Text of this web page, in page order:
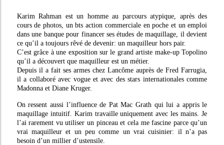
Karim Rahman est un homme au parcours atypique, après des
cours de photos, un bts action commerciale en poche et un emploi
dans une banque pour financer ses études de maquillage, il devient
ce qu’il a toujours rêvé de devenir: un maquilleur hors pair.
C’est grâce à une exposition sur le grand artiste make-up Topolino
qu’il a découvert que maquilleur est un métier.
Depuis il a fait ses armes chez Lancôme auprès de Fred Farrugia,
il a collaboré avec vogue et avec des stars internationales comme
Madonna et Diane Kruger.
On ressent aussi l’influence de Pat Mac Grath qui lui a appris le
maquillage intuitif. Karim travaille uniquement avec les mains. Je
l’ai rarement vu utiliser un pinceau et cela me fascine parce qu’un
vrai maquilleur et un peu comme un vrai cuisinier: il n’a pas
besoin d’un millier d’ustensile.